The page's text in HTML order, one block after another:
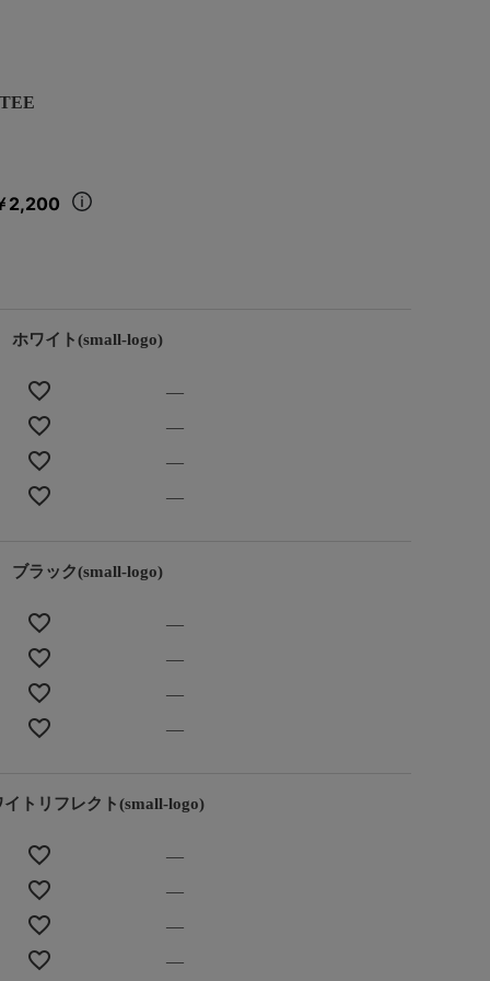
2,200
ホワイト(small-logo)
—
—
—
—
ブラック(small-logo)
—
—
—
—
イトリフレクト(small-logo)
—
—
—
—